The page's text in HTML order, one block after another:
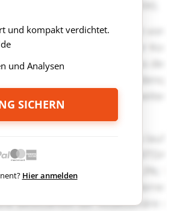
und kompakt verdichtet.
und Analysen
SICHERN
Hier anmelden